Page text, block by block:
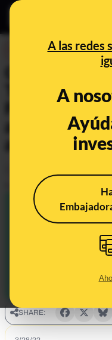
A las redes
A
Qué
Taylor
Fighters, y
antivacunas
aprovechar
Publicado el
SHARE: